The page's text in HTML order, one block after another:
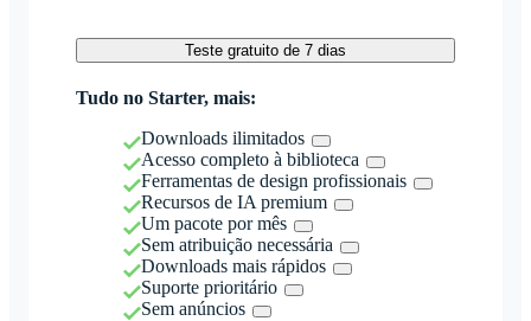
Teste gratuito de 7 dias
Tudo no Starter, mais:
Downloads ilimitados
Acesso completo à biblioteca
Ferramentas de design profissionais
Recursos de IA premium
Um pacote por mês
Sem atribuição necessária
Downloads mais rápidos
Suporte prioritário
Sem anúncios